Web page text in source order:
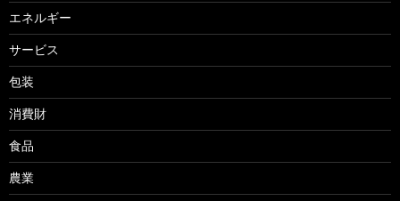
エネルギー
サービス
包装
消費財
食品
農業